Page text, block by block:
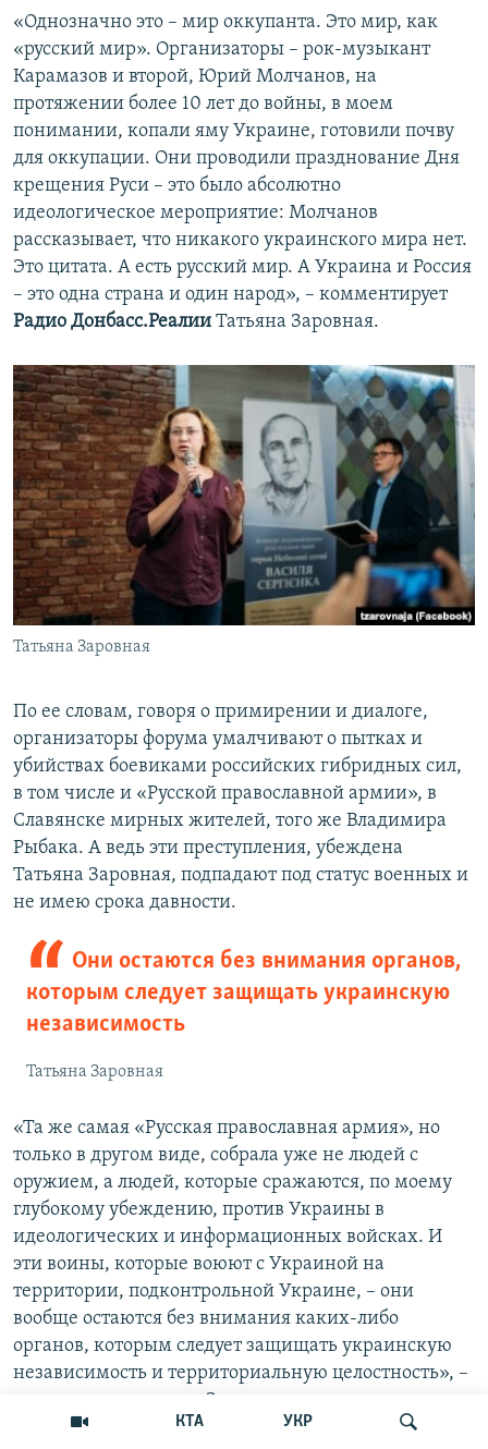
КТА УКР
«Однозначно это – мир оккупанта. Это мир, как
«русский мир». Организаторы – рок-музыкант
Карамазов и второй, Юрий Молчанов, на
протяжении более 10 лет до войны, в моем
понимании, копали яму Украине, готовили почву
для оккупации. Они проводили празднование Дня
крещения Руси – это было абсолютно
идеологическое мероприятие: Молчанов
рассказывает, что никакого украинского мира нет.
Это цитата. А есть русский мир. А Украина и Россия
– это одна страна и один народ», – комментирует
Радио Донбасс.Реалии Татьяна Заровная.
Татьяна Заровная
По ее словам, говоря о примирении и диалоге,
организаторы форума умалчивают о пытках и
убийствах боевиками российских гибридных сил,
в том числе и «Русской православной армии», в
Славянске мирных жителей, того же Владимира
Рыбака. А ведь эти преступления, убеждена
Татьяна Заровная, подпадают под статус военных и
не имею срока давности.
Они остаются без внимания органов,
которым следует защищать украинскую
независимость
Татьяна Заровная
«Та же самая «Русская православная армия», но
только в другом виде, собрала уже не людей с
оружием, а людей, которые сражаются, по моему
глубокому убеждению, против Украины в
идеологических и информационных войсках. И
эти воины, которые воюют с Украиной на
территории, подконтрольной Украине, – они
вообще остаются без внимания каких-либо
органов, которым следует защищать украинскую
независимость и территориальную целостность», –
высказывает мнение Заровная.